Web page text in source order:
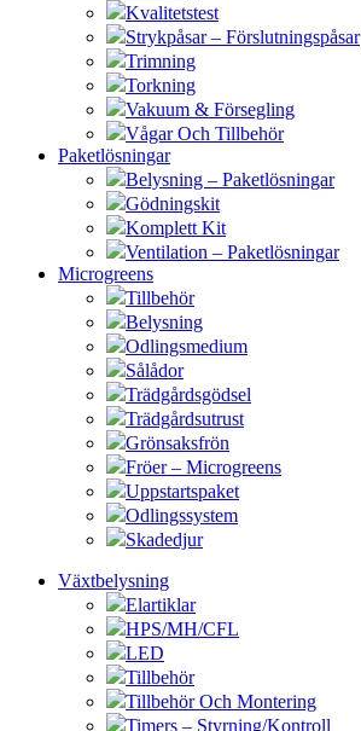
Kvalitetstest
Strykpåsar – Förslutningspåsar
Trimning
Torkning
Vakuum & Försegling
Vågar Och Tillbehör
Paketlösningar
Belysning – Paketlösningar
Gödningskit
Komplett Kit
Ventilation – Paketlösningar
Microgreens
Tillbehör
Belysning
Odlingsmedium
Sålådor
Trädgårdsgödsel
Trädgårdsutrust
Grönsaksfrön
Fröer – Microgreens
Uppstartspaket
Odlingssystem
Skadedjur
Växtbelysning
Elartiklar
HPS/MH/CFL
LED
Tillbehör
Tillbehör Och Montering
Timers – Styrning/Kontroll